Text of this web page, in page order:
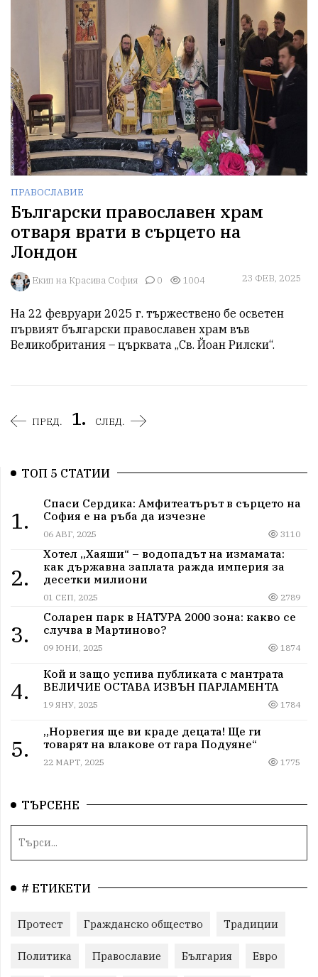
ПРАВОСЛАВИЕ
Български православен храм
отваря врати в сърцето на
Лондон
Екип на Красива София 0 1004 23 ФЕВ, 2025
На 22 февруари 2025 г. тържествено бе осветен
първият български православен храм във
Великобритания – църквата „Св. Йоан Рилски“.
ПРЕД. 1. СЛЕД.
ТОП 5 СТАТИИ
1.
Спаси Сердика: Амфитеатърът в сърцето на
София е на ръба да изчезне
06 АВГ, 2025 3110
2.
Хотел „Хаяши“ – водопадът на измамата:
как държавна заплата ражда империя за
десетки милиони
01 СЕП, 2025 2789
3.
Соларен парк в НАТУРА 2000 зона: какво се
случва в Мартиново?
09 ЮНИ, 2025 1874
4.
Кой и защо успива публиката с мантрата
ВЕЛИЧИЕ ОСТАВА ИЗВЪН ПАРЛАМЕНТА
19 ЯНУ, 2025 1784
5.
„Норвегия ще ви краде децата! Ще ги
товарят на влакове от гара Подуяне“
22 МАРТ, 2025 1775
ТЪРСЕНЕ
# ЕТИКЕТИ
Протест Гражданско общество Традиции
Политика Православие България Евро